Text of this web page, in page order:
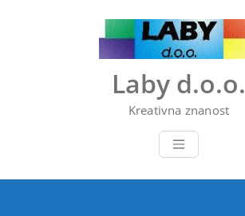
Laby d.o.o.
Kreativna znanost